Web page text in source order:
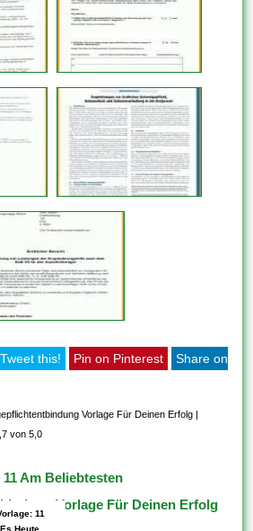
Tweet this! Pin on Pinterest
Share on
Vorlage Für Deinen Erfolg |
von 5,0
Am Beliebtesten
Vorlage Für Deinen Erfolg
11
Heute